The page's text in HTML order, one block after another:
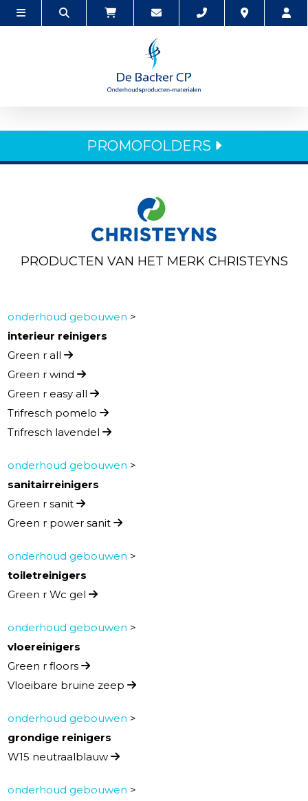
PROMOFOLDERS
PRODUCTEN VAN HET MERK CHRISTEYNS
onderhoud gebouwen >
interieur reinigers
Green r all
Green r wind
Green r easy all
Trifresch pomelo
Trifresch lavendel
onderhoud gebouwen >
sanitairreinigers
Green r sanit
Green r power sanit
onderhoud gebouwen >
toiletreinigers
Green r Wc gel
onderhoud gebouwen >
vloereinigers
Green r floors
Vloeibare bruine zeep
onderhoud gebouwen >
grondige reinigers
W15 neutraalblauw
onderhoud gebouwen >